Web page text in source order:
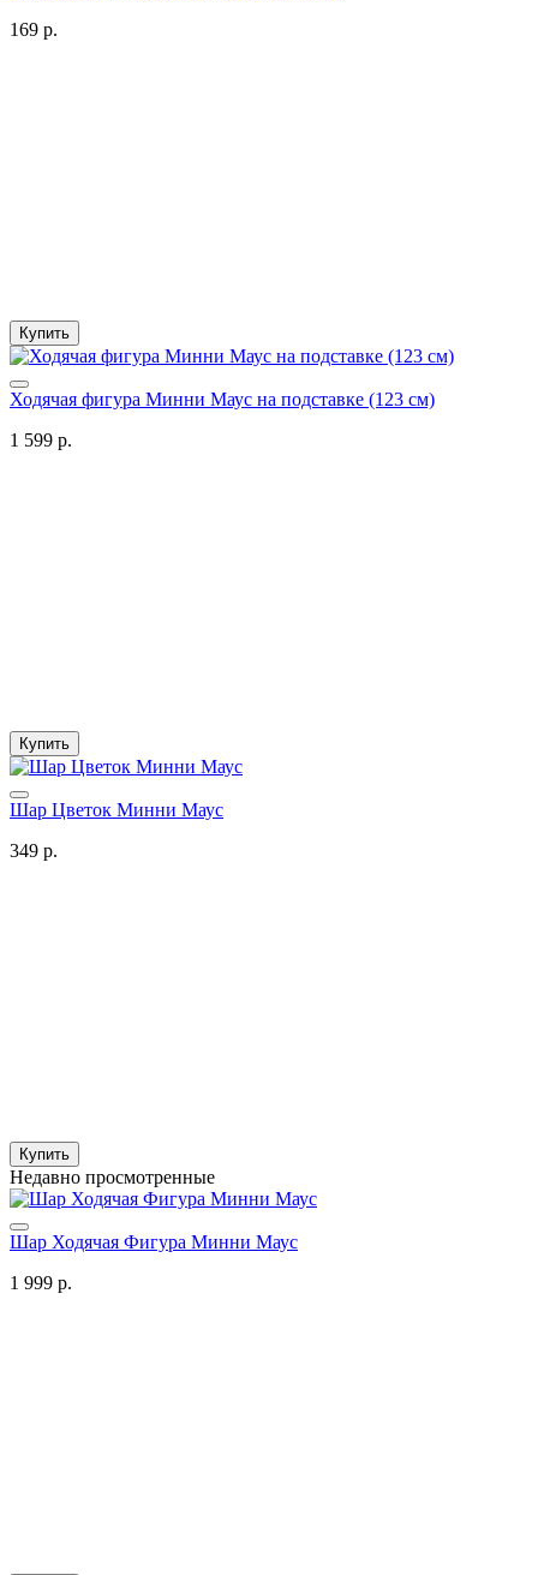
169 р.
Купить
Ходячая фигура Минни Маус на подставке (123 см)
1 599 р.
Купить
Шар Цветок Минни Маус
349 р.
Купить
Недавно просмотренные
Шар Ходячая Фигура Минни Маус
1 999 р.